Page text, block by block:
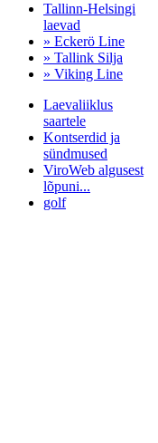
Tallinn-Helsingi
laevad
» Eckerö Line
» Tallink Silja
» Viking Line
Laevaliiklus
saartele
Kontserdid ja
sündmused
ViroWeb algusest
lõpuni...
golf